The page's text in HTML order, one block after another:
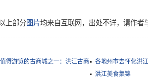
上部分图片均来自互联网，出处不详，请作者
得游览的古商城之一：洪江古商
各地州市去怀化洪
洪江美食集锦